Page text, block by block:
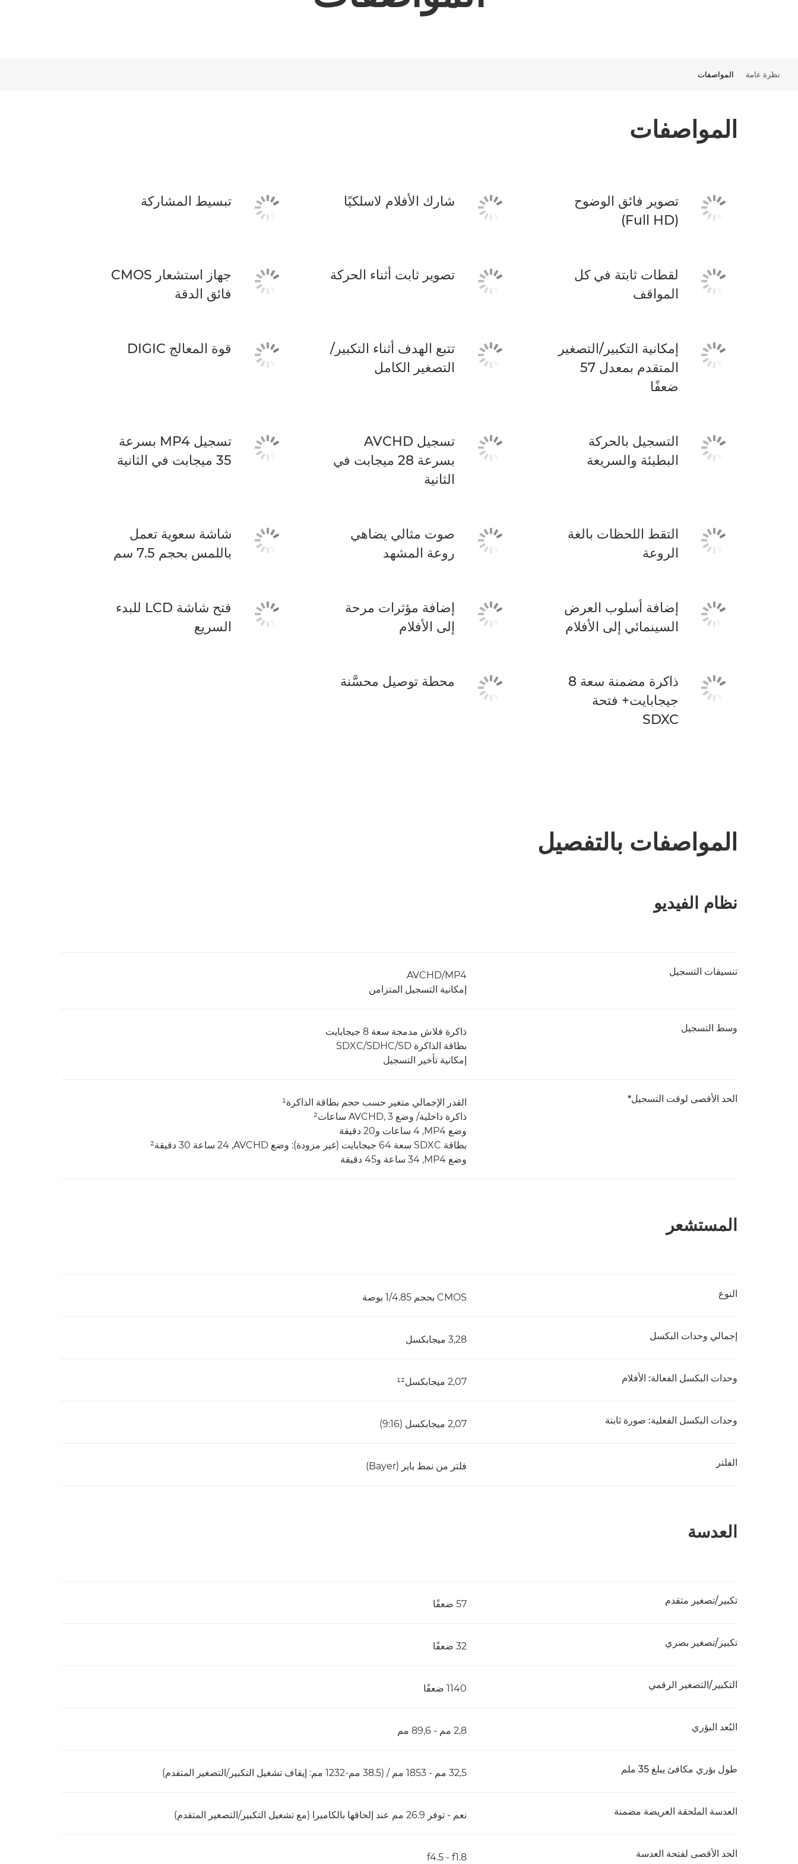
نظرة عامة المواصفات
المواصفات
تصوير فائق الوضوح
(Full HD)
شارك الأفلام لاسلكيًا تبسيط المشاركة
لقطات ثابتة في كل
المواقف
تصوير ثابت أثناء الحركة
جهاز استشعار CMOS
فائق الدقة
إمكانية التكبير/التصغير
المتقدم بمعدل 57
ضعفًا
تتبع الهدف أثناء التكبير/
التصغير الكامل
قوة المعالج DIGIC
التسجيل بالحركة
البطيئة والسريعة
تسجيل AVCHD
بسرعة 28 ميجابت في
الثانية
تسجيل MP4 بسرعة
35 ميجابت في الثانية
التقط اللحظات بالغة
الروعة
صوت مثالي يضاهي
روعة المشهد
شاشة سعوية تعمل
باللمس بحجم 7.5 سم
إضافة أسلوب العرض
السينمائي إلى الأفلام
إضافة مؤثرات مرحة
إلى الأفلام
فتح شاشة LCD للبدء
السريع
ذاكرة مضمنة سعة 8
جيجابايت+ فتحة
SDXC
محطة توصيل محسَّنة
المواصفات بالتفصيل
نظام الفيديو
تنسيقات التسجيل
AVCHD/MP4
إمكانية التسجيل المتزامن
وسط التسجيل
ذاكرة فلاش مدمجة سعة 8 جيجابايت
بطاقة الذاكرة SDXC/SDHC/SD
إمكانية تأخير التسجيل
الحد الأقصى لوقت التسجيل*
القدر الإجمالي متغير حسب حجم بطاقة الذاكرة¹
ذاكرة داخلية/ وضع AVCHD, 3 ساعات²
وضع MP4,‏ 4 ساعات و20 دقيقة
بطاقة SDXC سعة 64 جيجابايت (غير مزودة): وضع AVCHD, ‏24 ساعة 30 دقيقة²
وضع MP4,‏ 34 ساعة و45 دقيقة
المستشعر
النوع CMOS بحجم 1/4.85 بوصة
إجمالي وحدات البكسل 3,28 ميجابكسل
وحدات البكسل الفعالة: الأفلام 2,07 ميجابكسل¹²
وحدات البكسل الفعلية: صورة ثابتة 2,07 ميجابكسل (16:‏9)
الفلتر فلتر من نمط باير (Bayer)
العدسة
تكبير/تصغير متقدم 57 ضعفًا
تكبير/تصغير بصري 32 ضعفًا
التكبير/التصغير الرقمي 1140 ضعفًا
البُعد البؤري 2,8 مم - 89,6 مم
طول بؤري مكافئ يبلغ 35 ملم 32,5 مم - 1853 مم / (38.5 مم-1232 مم: إيقاف تشغيل التكبير/التصغير المتقدم)
العدسة الملحقة العريضة مضمنة نعم - توفر 26.9 مم عند إلحاقها بالكاميرا (مع تشغيل التكبير/التصغير المتقدم)
الحد الأقصى لفتحة العدسة f1.8‏ - f4.5